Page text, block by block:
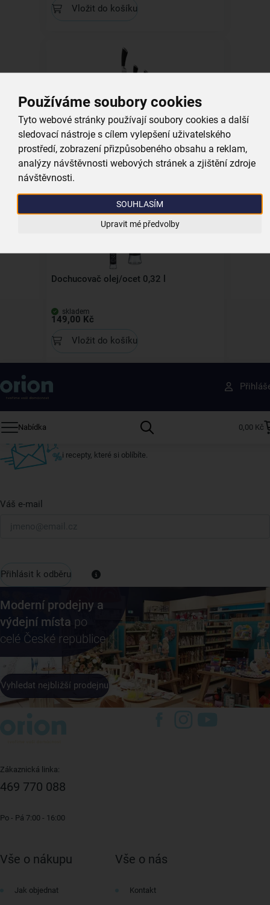
Používáme soubory cookies
Tyto webové stránky používají soubory cookies a další
sledovací nástroje s cílem vylepšení uživatelského
prostředí, zobrazení přizpůsobeného obsahu a reklam,
analýzy návštěvnosti webových stránek a zjištění zdroje
návštěvnosti.
SOUHLASÍM
Upravit mé předvolby
Vložit do košíku
Kuchyňský nůž Motion sada 3 ks
skladem
599,00 Kč
Vložit do košíku
Dochucovač olej/ocet 0,32 l
skladem
149,00 Kč
Vložit do košíku
Nabídka 0,00 Kč
Získejte rady, recepty a tipy na slevy dřív než
ostatní
Přihlaste se k odběru našeho newsletteru.
i recepty, které si oblíbíte.
Váš e-mail
Přihlásit k odběru
Moderní prodejny a
výdejní místa po
celé České republice
Vyhledat nejbližší prodejnu
Zákaznická linka:
469 770 088
Po - Pá 7:00 - 16:00
Vše o nákupu
Jak objednat
Vše o nás
Kontakt